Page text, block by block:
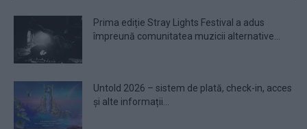
Prima ediție Stray Lights Festival a adus
împreună comunitatea muzicii alternative...
Untold 2026 – sistem de plată, check-in, acces
și alte informații...